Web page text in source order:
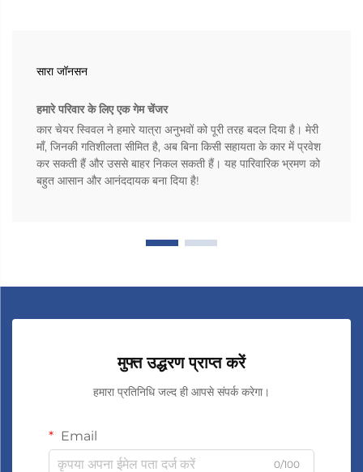
सारा जॉनसन
हमारे परिवार के लिए एक गेम चेंजर
कार चेयर स्विवल ने हमारे यात्रा अनुभवों को पूरी तरह बदल दिया है। मेरी
माँ, जिनकी गतिशीलता सीमित है, अब बिना किसी सहायता के कार में प्रवेश
कर सकती हैं और उससे बाहर निकल सकती हैं। यह पारिवारिक भ्रमण को
बहुत आसान और आनंददायक बना दिया है!
मुफ्त उद्धरण प्राप्त करें
हमारा प्रतिनिधि जल्द ही आपसे संपर्क करेगा।
Email
0/100